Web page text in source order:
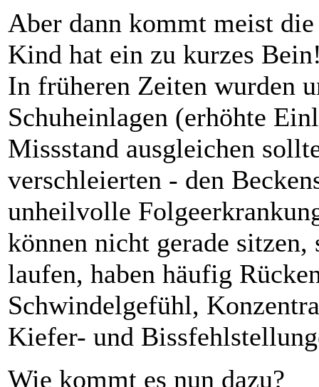
Aber dann kommt meist
Kind hat ein zu kurzes
In früheren Zeiten wurden
Schuheinlagen (erhöhte
Missstand ausgleichen
verschleierten - den
unheilvolle
können nicht gerade
laufen, haben häufig
Schwindelgefühl,
Kiefer- und
Wie kommt es nun dazu?